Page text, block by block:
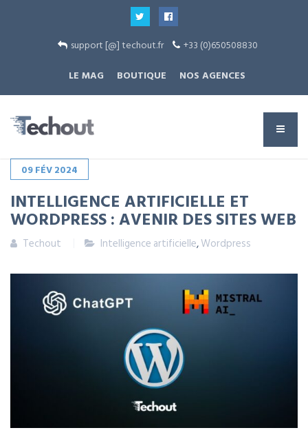
support [@] techout.fr
+33 (0)650508830
LE MAG
BOUTIQUE NOS AGENCES
09FÉV2024
INTELLIGENCE ARTIFICIELLE ET
WORDPRESS : AVENIR DES SITES WEB
Techout Intelligence artificielle,Wordpress